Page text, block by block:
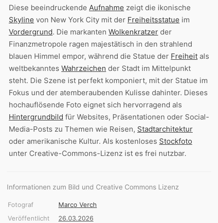
Diese beeindruckende Aufnahme zeigt die ikonische
Skyline von New York City mit der Freiheitsstatue im
Vordergrund. Die markanten Wolkenkratzer der
Finanzmetropole ragen majestätisch in den strahlend
blauen Himmel empor, während die Statue der Freiheit als
weltbekanntes Wahrzeichen der Stadt im Mittelpunkt
steht. Die Szene ist perfekt komponiert, mit der Statue im
Fokus und der atemberaubenden Kulisse dahinter. Dieses
hochauflösende Foto eignet sich hervorragend als
Hintergrundbild für Websites, Präsentationen oder Social-
Media-Posts zu Themen wie Reisen, Stadtarchitektur
oder amerikanische Kultur. Als kostenloses Stockfoto
unter Creative-Commons-Lizenz ist es frei nutzbar.
Informationen zum Bild und Creative Commons Lizenz
Fotograf
Marco Verch
Veröffentlicht
26.03.2026